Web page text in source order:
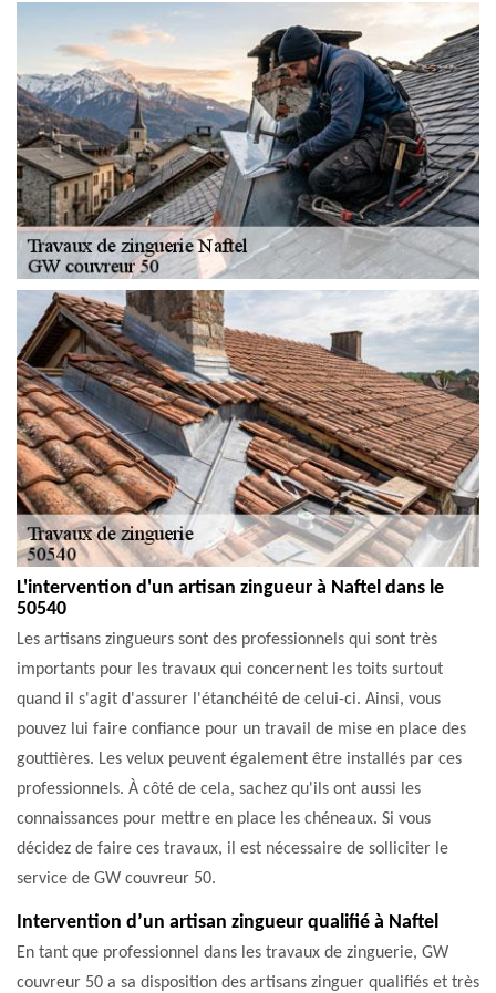
L'intervention d'un artisan zingueur à Naftel dans le
50540
Les artisans zingueurs sont des professionnels qui sont très
importants pour les travaux qui concernent les toits surtout
quand il s'agit d'assurer l'étanchéité de celui-ci. Ainsi, vous
pouvez lui faire confiance pour un travail de mise en place des
gouttières. Les velux peuvent également être installés par ces
professionnels. À côté de cela, sachez qu'ils ont aussi les
connaissances pour mettre en place les chéneaux. Si vous
décidez de faire ces travaux, il est nécessaire de solliciter le
service de GW couvreur 50.
Intervention d’un artisan zingueur qualifié à Naftel
En tant que professionnel dans les travaux de zinguerie, GW
couvreur 50 a sa disposition des artisans zinguer qualifiés et très